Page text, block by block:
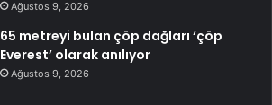
Ağustos 9, 2026
65 metreyi bulan çöp dağları ‘çöp
Everest’ olarak anılıyor
Ağustos 9, 2026